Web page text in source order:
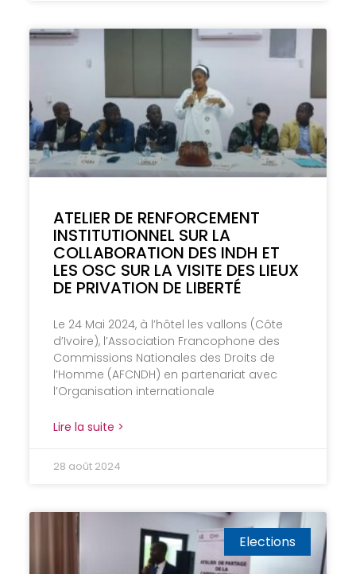
ATELIER DE RENFORCEMENT
INSTITUTIONNEL SUR LA
COLLABORATION DES INDH ET
LES OSC SUR LA VISITE DES LIEUX
DE PRIVATION DE LIBERTÉ
Le 24 Mai 2024, à l’hôtel les vallons (Côte
d’Ivoire), l’Association Francophone des
Commissions Nationales des Droits de
l’Homme (AFCNDH) en partenariat avec
l’Organisation internationale
Lire la suite >
28 août 2024
Elections